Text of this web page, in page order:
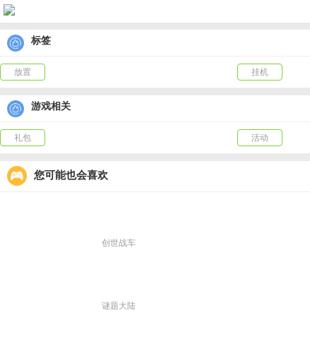
【家园系统，灵兽养成】
【阵营对决，团队作战】
跨服竞技，团队协作制胜，策略为王，拒绝无脑碾压，专属奖励，闪耀阵营巨星；
【勇者试炼，无限火力】
【伙伴养成，协同作战】
收集伙伴，激活强力羁绊，属性共享，没有无用伙伴，自由出战， 颜值战力并存。
标签
放置 挂机
游戏相关
礼包 活动
您可能也会喜欢
创世战车
谜题大陆